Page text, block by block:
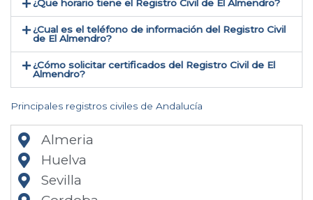
¿Que horario tiene el Registro Civil de El Almendro?
¿Cual es el teléfono de información del Registro Civil
de El Almendro​?
¿Cómo solicitar certificados del Registro Civil de El
Almendro​?
Principales registros civiles de Andalucía
Almeria
Huelva
Sevilla